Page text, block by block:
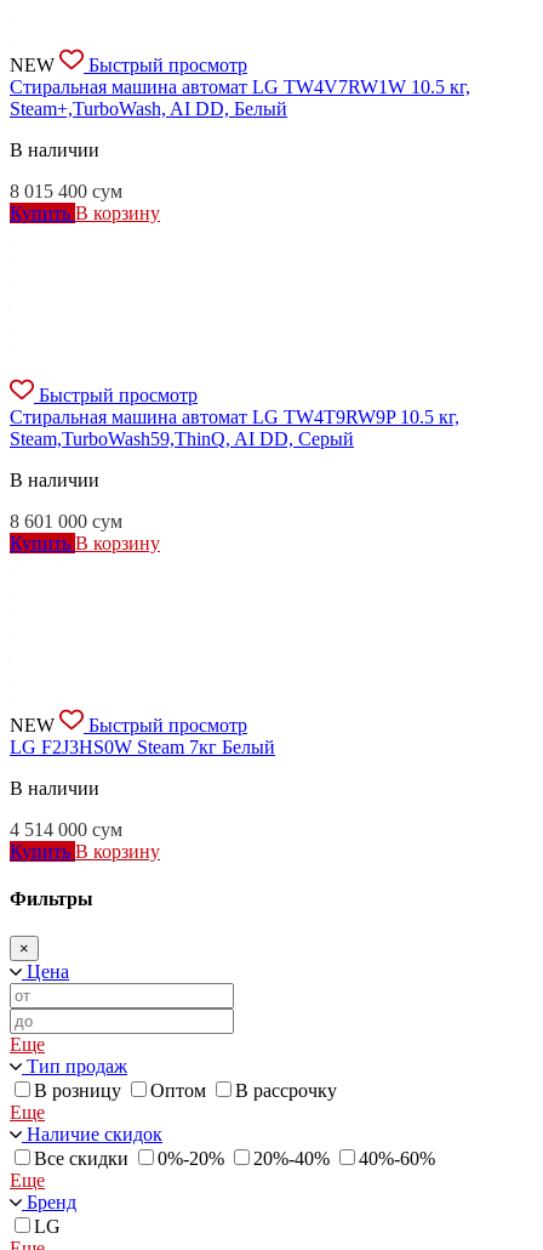
NEW
Быстрый просмотр
Стиральная машина автомат LG TW4V7RW1W 10.5 кг,
Steam+,TurboWash, AI DD, Белый
В наличии
8 015 400 сум
Купить В корзину
Быстрый просмотр
Стиральная машина автомат LG TW4T9RW9P 10.5 кг,
Steam,TurboWash59,ThinQ, AI DD, Серый
В наличии
8 601 000 сум
Купить В корзину
NEW
Быстрый просмотр
LG F2J3HS0W Steam 7кг Белый
В наличии
4 514 000 сум
Купить В корзину
Фильтры
×
Цена
Еще
Тип продаж
В розницу
Оптом
В рассрочку
Еще
Наличие скидок
Все скидки
0%-20% 20%-40%
40%-60%
Еще
Бренд
LG